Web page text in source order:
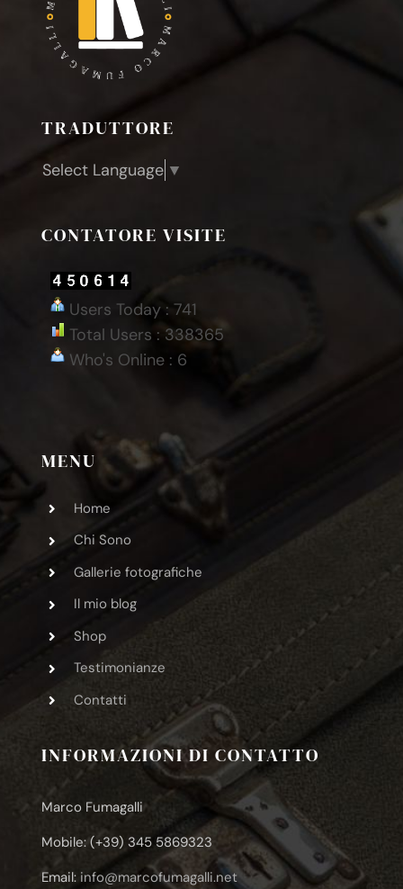
TRADUTTORE
Select Language ▼
CONTATORE VISITE
Users Today : 741
Total Users : 338365
Who's Online : 6
MENU
Home
Chi Sono
Gallerie fotografiche
Il mio blog
Shop
Testimonianze
Contatti
INFORMAZIONI DI CONTATTO
Marco Fumagalli
Mobile: (+39) 345 5869323
Email: info@marcofumagalli.net